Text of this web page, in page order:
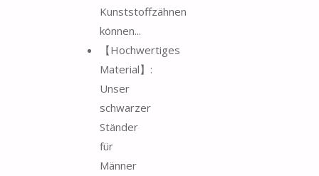
Kunststoffzähnen
können...
【Hochwertiges
Material】:
Unser
schwarzer
Ständer
für
Männer